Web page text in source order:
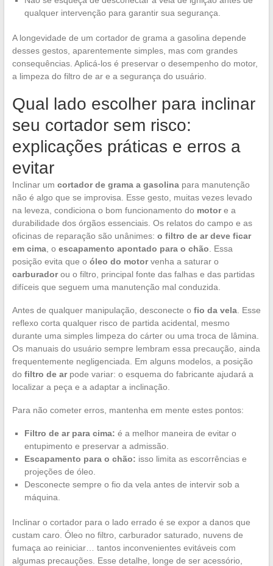
qualquer intervenção para garantir sua segurança.
A longevidade de um cortador de grama a gasolina depende
desses gestos, aparentemente simples, mas com grandes
consequências. Aplicá-los é preservar o desempenho do motor,
a limpeza do filtro de ar e a segurança do usuário.
Qual lado escolher para inclinar
seu cortador sem risco:
explicações práticas e erros a
evitar
Inclinar um cortador de grama a gasolinapara manutenção
não é algo que se improvisa. Esse gesto, muitas vezes levado
na leveza, condiciona o bom funcionamento do motore a
durabilidade dos órgãos essenciais. Os relatos do campo e as
oficinas de reparação são unânimes: o filtro de ar deve ficar
em cima, o escapamento apontado para o chão . Essa
posição evita que o óleo do motorvenha a saturar o
carburadorou o filtro, principal fonte das falhas e das partidas
difíceis que seguem uma manutenção mal conduzida.
Antes de qualquer manipulação, desconecte o fio da vela. Esse
reflexo corta qualquer risco de partida acidental, mesmo
durante uma simples limpeza do cárter ou uma troca de lâmina.
Os manuais do usuário sempre lembram essa precaução, ainda
frequentemente negligenciada. Em alguns modelos, a posição
do filtro de arpode variar: o esquema do fabricante ajudará a
localizar a peça e a adaptar a inclinação.
Para não cometer erros, mantenha em mente estes pontos:
Filtro de ar para cima: é a melhor maneira de evitar o
entupimento e preservar a admissão.
Escapamento para o chão: isso limita as escorrências e
projeções de óleo.
Desconecte sempre o fio da vela antes de intervir sob a
máquina.
Inclinar o cortador para o lado errado é se expor a danos que
custam caro. Óleo no filtro, carburador saturado, nuvens de
fumaça ao reiniciar… tantos inconvenientes evitáveis com
algumas precauções. Esse detalhe, longe de ser acessório,